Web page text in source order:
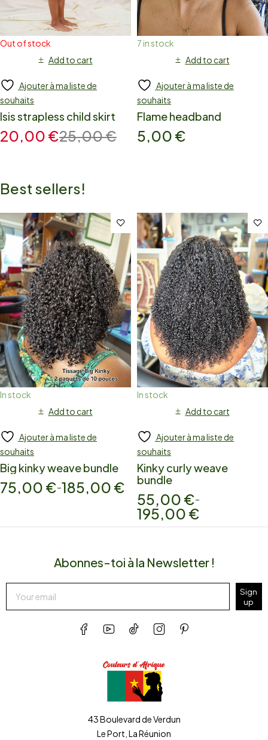
Out of stock
Add to cart
Ajouter à ma liste de
souhaits
Isis strapless child skirt
25,00€
20,00 €
7 in stock
Add to cart
Ajouter à ma liste de
souhaits
Flame headband
5,00 €
Best sellers!
In stock
Add to cart
Ajouter à ma liste de
souhaits
Big kinky weave bundle
75,00 €–185,00 €
In stock
Add to cart
Ajouter à ma liste de
souhaits
Kinky curly weave
bundle
55,00 €–
195,00 €
43 Boulevard de Verdun
Le Port, La Réunion
Abonnes-toi à la Newsletter !
Sign
up